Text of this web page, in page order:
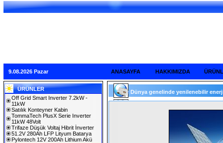
9.08.2026 Pazar ANASAYFA HAKKIMIZDA
ÜRÜNLER
Off Grid Smart Inverter 7.2kW -
11kW
Satılık Konteyner Kabin
TommaTech PlusX Serie Inverter
11kW 48Volt
Trifaze Düşük Voltaj Hibrit İnverter
51.2V 280Ah LFP Lityum Batarya
Pylontech 12V 200Ah Lithium Akü
Dünya genelinde yenilenebilir enerji